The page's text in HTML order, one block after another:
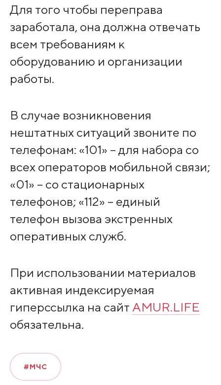
Для того чтобы переправа
заработала, она должна отвечать
всем требованиям к
оборудованию и организации
работы.
В случае возникновения
нештатных ситуаций звоните по
телефонам: «101» – для набора со
всех операторов мобильной связи;
«01» – со стационарных
телефонов; «112» – единый
телефон вызова экстренных
оперативных служб.
При использовании материалов
активная индексируемая
гиперссылка на сайт AMUR.LIFE
обязательна.
#МЧС